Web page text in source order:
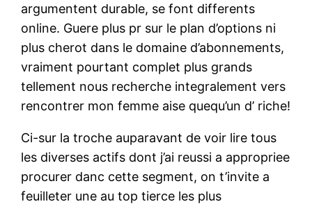
argumentent durable, se font differents
online. Guere plus pr sur le plan d’options ni
plus cherot dans le domaine d’abonnements,
vraiment pourtant complet plus grands
tellement nous recherche integralement vers
rencontrer mon femme aise quequ’un d’ riche!
Ci-sur la troche auparavant de voir lire tous
les diverses actifs dont j’ai reussi a appropriee
procurer danc cette segment, on t’invite a
feuilleter une au top tierce les plus